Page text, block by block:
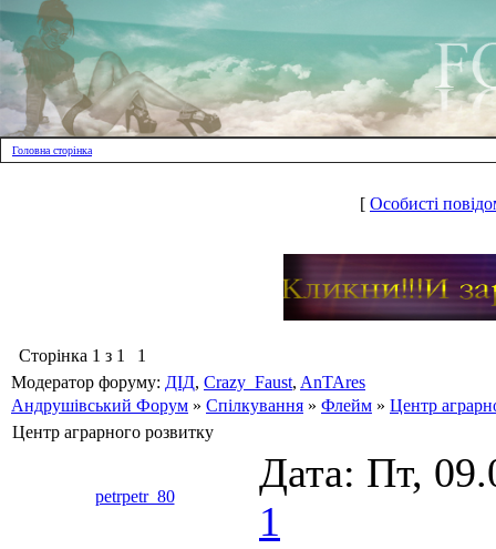
Головна сторінка
[ Особисті
Сторінка 1 з 1
1
Модератор форуму: ДІД, Crazy_Faust, AnTAres
Андрушівський Форум » Спілкування » Флейм » Центр
Центр аграрного розвитку
petrpetr_80
Дата: Пт,
1